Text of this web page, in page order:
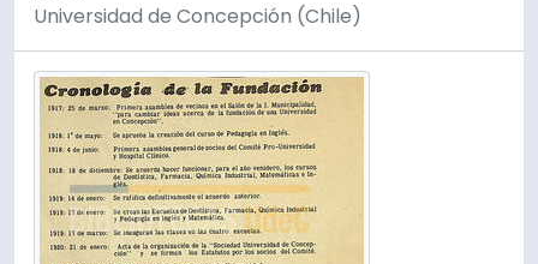
Universidad de Concepción (Chile)